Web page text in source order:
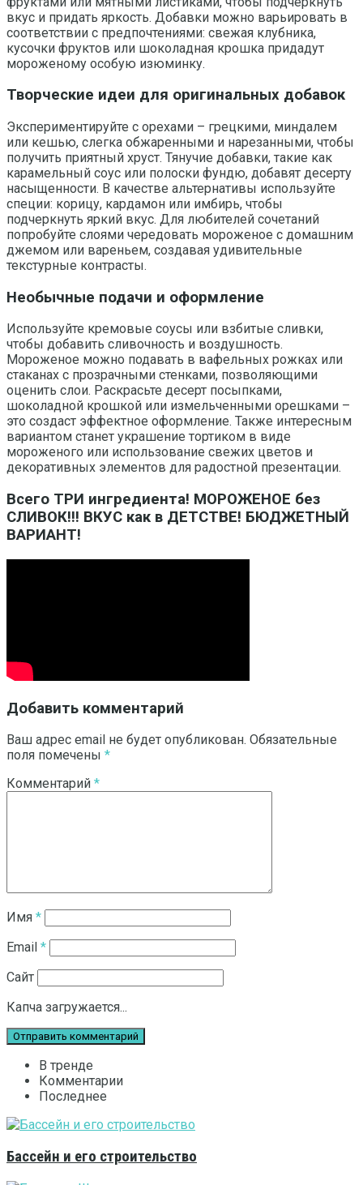
вкус и придать яркость. Добавки можно варьировать в
соответствии с предпочтениями: свежая клубника,
кусочки фруктов или шоколадная крошка придадут
мороженому особую изюминку.
Творческие идеи для оригинальных добавок
Экспериментируйте с орехами – грецкими, миндалем
или кешью, слегка обжаренными и нарезанными, чтобы
получить приятный хруст. Тянучие добавки, такие как
карамельный соус или полоски фундю, добавят десерту
насыщенности. В качестве альтернативы используйте
специи: корицу, кардамон или имбирь, чтобы
подчеркнуть яркий вкус. Для любителей сочетаний
попробуйте слоями чередовать мороженое с домашним
джемом или вареньем, создавая удивительные
текстурные контрасты.
Необычные подачи и оформление
Используйте кремовые соусы или взбитые сливки,
чтобы добавить сливочность и воздушность.
Мороженое можно подавать в вафельных рожках или
стаканах с прозрачными стенками, позволяющими
оценить слои. Раскрасьте десерт посыпками,
шоколадной крошкой или измельченными орешками –
это создаст эффектное оформление. Также интересным
вариантом станет украшение тортиком в виде
мороженого или использование свежих цветов и
декоративных элементов для радостной презентации.
Всего ТРИ ингредиента! МОРОЖЕНОЕ без
СЛИВОК!!! ВКУС как в ДЕТСТВЕ! БЮДЖЕТНЫЙ
ВАРИАНТ!
Добавить комментарий
Ваш адрес email не будет опубликован. Обязательные
поля помечены *
Комментарий *
Имя *
Email *
Сайт
Капча загружается...
В тренде
Комментарии
Последнее
Бассейн и его строительство